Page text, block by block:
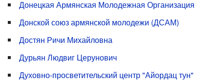
Донецкая Армянская Молодежная Организация
Донской союз армянской молодежи (ДСАМ)
Достян Ричи Михайловна
Дурьян Людвиг Церунович
Духовно-просветительский центр "Айордац тун"